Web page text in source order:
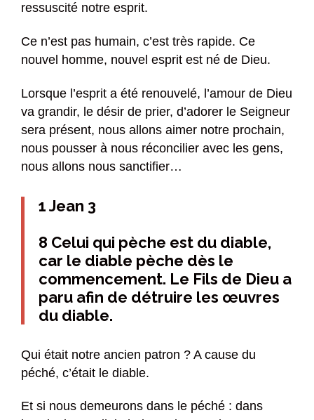
ressuscité notre esprit.
Ce n’est pas humain, c’est très rapide. Ce
nouvel homme, nouvel esprit est né de Dieu.
Lorsque l’esprit a été renouvelé, l’amour de Dieu
va grandir, le désir de prier, d’adorer le Seigneur
sera présent, nous allons aimer notre prochain,
nous pousser à nous réconcilier avec les gens,
nous allons nous sanctifier…
1 Jean 3
8 Celui qui pèche est du diable,
car le diable pèche dès le
commencement. Le Fils de Dieu a
paru afin de détruire les œuvres
du diable.
Qui était notre ancien patron ? A cause du
péché, c’était le diable.
Et si nous demeurons dans le péché : dans